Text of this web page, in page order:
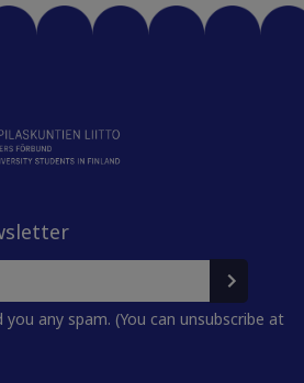
any spam. (You can unsubscribe at